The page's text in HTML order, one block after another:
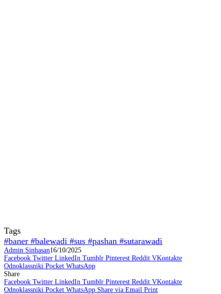
Tags
#baner #balewadi #sus #pashan #sutarawadi
Admin Sinhasan16/10/2025
Facebook Twitter LinkedIn Tumblr Pinterest Reddit VKontakte
Odnoklassniki Pocket WhatsApp
Share
Facebook Twitter LinkedIn Tumblr Pinterest Reddit VKontakte
Odnoklassniki Pocket WhatsApp Share via Email Print